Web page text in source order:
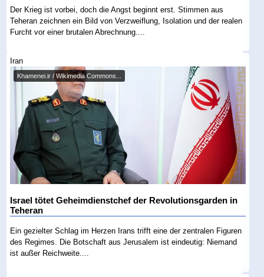
Der Krieg ist vorbei, doch die Angst beginnt erst. Stimmen aus
Teheran zeichnen ein Bild von Verzweiflung, Isolation und der realen
Furcht vor einer brutalen Abrechnung....
Iran
Khamenei.ir / Wikimedia Commons...
Israel tötet Geheimdienstchef der Revolutionsgarden in
Teheran
Ein gezielter Schlag im Herzen Irans trifft eine der zentralen Figuren
des Regimes. Die Botschaft aus Jerusalem ist eindeutig: Niemand
ist außer Reichweite....